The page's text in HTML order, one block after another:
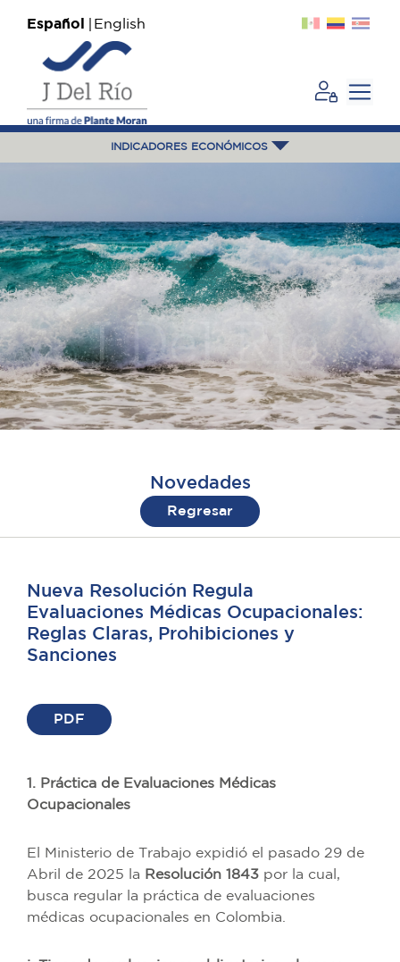
Español English
INDICADORES ECONÓMICOS
Novedades
Regresar
Nueva Resolución Regula
Evaluaciones Médicas Ocupacionales:
Reglas Claras, Prohibiciones y
Sanciones
PDF
1. Práctica de Evaluaciones Médicas
Ocupacionales
El Ministerio de Trabajo expidió el pasado 29 de
Abril de 2025 la Resolución 1843 por la cual,
busca regular la práctica de evaluaciones
médicas ocupacionales en Colombia.